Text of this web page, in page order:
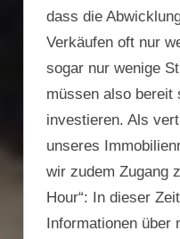
dass die
Verkäufen oft nur
sogar nur wenige
müssen also bereit
investieren. Als
unseres
wir zudem Zugang
Hour“: In dieser
Informationen über